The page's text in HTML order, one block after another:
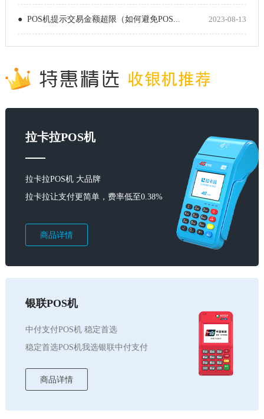
● POS机提示交易金额超限（如何避免POS... 2023-08-13
拉卡拉POS机
拉卡拉POS机 大品牌
拉卡拉让支付更简单，费率低至0.38%
商品详情
银联POS机
中付支付POS机 稳定首选
稳定首选POS机我选银联中付支付
商品详情